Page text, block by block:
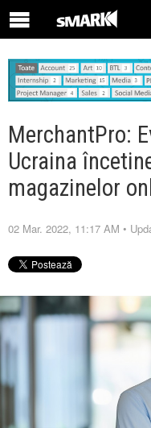
MerchantPro:
Ucraina
magazinelor
02 Mar. 2022, 11:17 AM •